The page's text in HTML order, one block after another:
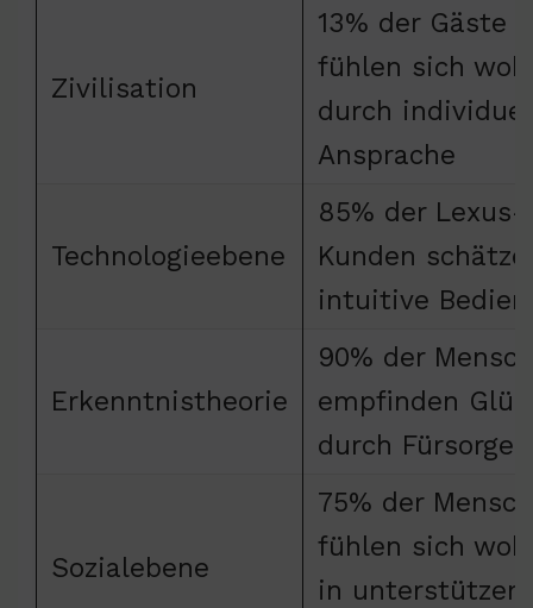
Zivilisation
13% der Gäste
fühlen sich
durch
Ansprache
Technologieebene
85% der Lexus-
Kunden
intuitive
Erkenntnistheorie
90% der
empfinden
durch Fürsorge
Sozialebene
75% der
fühlen sich
in